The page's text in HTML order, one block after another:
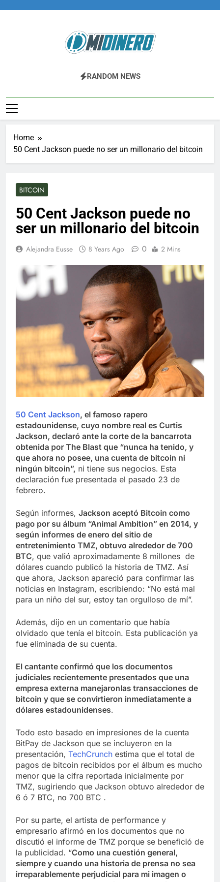
Midinero.co
Fintech, Criptomonedas
RANDOM NEWS
Home
50 Cent Jackson puede no ser un millonario del bitcoin
BITCOIN
50 Cent Jackson puede no
ser un millonario del bitcoin
Alejandra Eusse 8 Years Ago 0 2 Mins
50 Cent Jackson, el famoso rapero
estadounidense, cuyo nombre real es Curtis
Jackson, declaró ante la corte de la bancarrota
obtenida por The Blast que “nunca ha tenido, y
que ahora no posee, una cuenta de bitcoin ni
ningún bitcoin”, ni tiene sus negocios. Esta
declaración fue presentada el pasado 23 de
febrero.
Según informes, Jackson aceptó Bitcoin como
pago por su álbum “Animal Ambition” en 2014, y
según informes de enero del sitio de
entretenimiento TMZ, obtuvo alrededor de 700
BTC, que valió aproximadamente 8 millones de
dólares cuando publicó la historia de TMZ. Así
que ahora, Jackson apareció para confirmar las
noticias en Instagram, escribiendo: “No está mal
para un niño del sur, estoy tan orgulloso de mí”.
Además, dijo en un comentario que había
olvidado que tenía el bitcoin. Esta publicación ya
fue eliminada de su cuenta.
El cantante confirmó que los documentos
judiciales recientemente presentados que una
empresa externa manejaronlas transacciones de
bitcoin y que se convirtieron inmediatamente a
dólares estadounidenses.
Todo esto basado en impresiones de la cuenta
BitPay de Jackson que se incluyeron en la
presentación, TechCrunch estima que el total de
pagos de bitcoin recibidos por el álbum es mucho
menor que la cifra reportada inicialmente por
TMZ, sugiriendo que Jackson obtuvo alrededor de
6 ó 7 BTC, no 700 BTC .
Por su parte, el artista de performance y
empresario afirmó en los documentos que no
discutió el informe de TMZ porque se benefició de
la publicidad. “Como una cuestión general,
siempre y cuando una historia de prensa no sea
irreparablemente perjudicial para mi imagen o